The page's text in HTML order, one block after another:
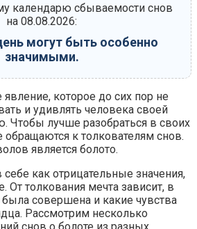
календарю сбываемости снов
на 08.08.2026:
могут быть особенно
значимыми.
явление, которое до сих пор не
и удивлять человека своей
Чтобы лучше разобраться в своих
обращаются к толкователям снов.
является болото.
как отрицательные значения,
От толкования мечта зависит, в
была совершена и какие чувства
Рассмотрим несколько